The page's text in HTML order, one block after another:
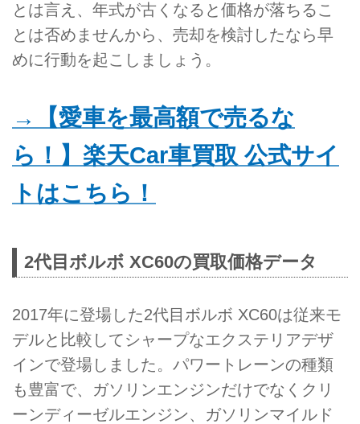
とは言え、年式が古くなると価格が落ちるこ
とは否めませんから、売却を検討したなら早
めに行動を起こしましょう。
→【愛車を最高額で売るな
ら！】楽天Car車買取 公式サイ
トはこちら！
2代目ボルボ XC60の買取価格データ
2017年に登場した2代目ボルボ XC60は従来モ
デルと比較してシャープなエクステリアデザ
インで登場しました。パワートレーンの種類
も豊富で、ガソリンエンジンだけでなくクリ
ーンディーゼルエンジン、ガソリンマイルド